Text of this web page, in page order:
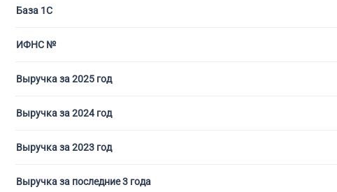
База 1С
ИФНС №
Выручка за 2025 год
Выручка за 2024 год
Выручка за 2023 год
Выручка за последние 3 года